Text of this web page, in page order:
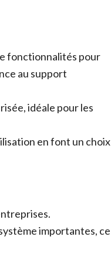
fonctionnalités pour
au support
idéale pour les
en font un choix
importantes, ce